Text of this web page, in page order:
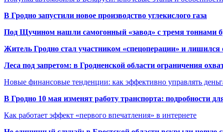
В Гродно запустили новое производство углекислого газа
Под Щучином нашли самогонный «завод» с тремя тоннами
Житель Гродно стал участником «спецоперации» и
Леса под запретом: в Гродненской области ограничения
Новые финансовые тенденции: как эффективно управлять
В Гродно 10 мая изменят работу транспорта: подробности
Как работает эффект «первого впечатления» в интернете